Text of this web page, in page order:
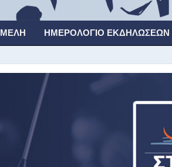
ΜΈΛΗ ΗΜΕΡΟΛΌΓΙΟ ΕΚΔΗΛΏΣΕΩΝ